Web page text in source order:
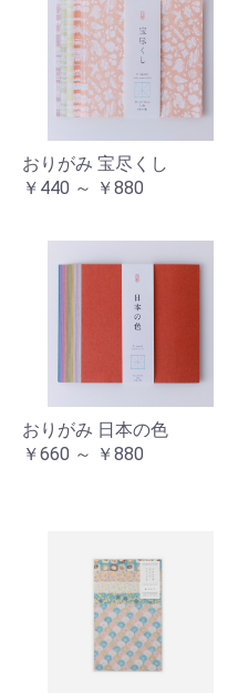
おりがみ 宝尽くし
￥440 ～ ￥880
おりがみ 日本の色
￥660 ～ ￥880